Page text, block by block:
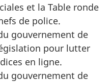
et la Table ronde
de police.
gouvernement de
pour lutter
en ligne.
gouvernement de